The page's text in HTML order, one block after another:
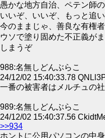
愚かな地方自治、ペテン師
いいぞ、いいぞ、もっと追
今のままじゃ、善良な有権
ウソで塗り固めた不正義が
しまうぞ
988:名無しどんぶらこ
24/12/02 15:40:33.78
一番の被害者はメルチュの
989:名無しどんぶらこ
24/12/02 15:40:37.56
>>934
ホントに公用パソコンの中